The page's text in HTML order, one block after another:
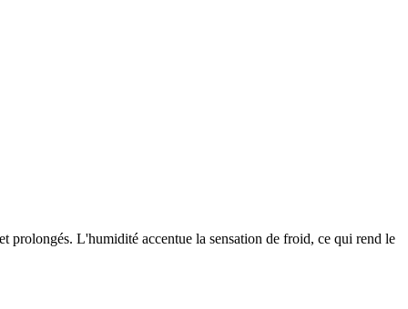
prolongés. L'humidité accentue la sensation de froid, ce qui rend le